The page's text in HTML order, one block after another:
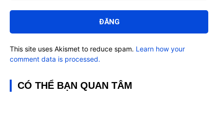
luận:
This site uses Akismet to reduce spam. Learn how your
comment data is processed.
CÓ THỂ BẠN QUAN TÂM